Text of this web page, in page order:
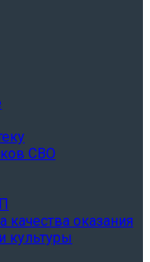
СВО
качества оказания
культуры